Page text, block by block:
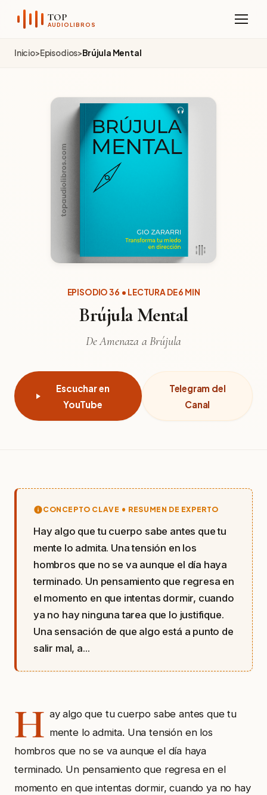
TOP
AUDIOLIBROSSobre el Canal
Telegram
Inicio>Episodios>Brújula Mental
EPISODIO 36 • LECTURA DE 6 MIN
Brújula Mental
De Amenaza a Brújula
Escuchar en
YouTube
Telegram del
Canal
CONCEPTO CLAVE • RESUMEN DE EXPERTO
Hay algo que tu cuerpo sabe antes que tu
mente lo admita. Una tensión en los
hombros que no se va aunque el día haya
terminado. Un pensamiento que regresa en
el momento en que intentas dormir, cuando
ya no hay ninguna tarea que lo justifique.
Una sensación de que algo está a punto de
salir mal, a...
H ay algo que tu cuerpo sabe antes que tu
mente lo admita. Una tensión en los
hombros que no se va aunque el día haya
terminado. Un pensamiento que regresa en el
momento en que intentas dormir, cuando ya no hay